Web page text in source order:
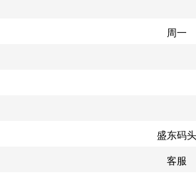
周一
盛东码头
客服